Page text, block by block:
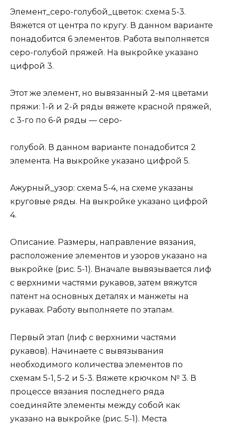
Элемент_серо-голубой_цветок: схема 5-3.
Вяжется от центра по кругу. В данном варианте
понадобится 6 элементов. Работа выполняется
серо-голубой пряжей. На выкройке указано
цифрой 3.
Этот же элемент, но вывязанный 2-мя цветами
пряжи: 1-й и 2-й ряды вяжете красной пряжей,
с 3-го по 6-й ряды — серо-
голубой. В данном варианте понадобится 2
элемента. На выкройке указано цифрой 5.
Ажурный_узор: схема 5-4, на схеме указаны
круговые ряды. На выкройке указано цифрой
4.
Описание. Размеры, направление вязания,
расположение элементов и узоров указано на
выкройке (рис. 5-1). Вначале вывязывается лиф
с верхними частями рукавов, затем вяжутся
патент на основных деталях и манжеты на
рукавах. Работу выполняете по этапам.
Первый этап (лиф с верхними частями
рукавов). Начинаете с вывязывания
необходимого количества элементов по
схемам 5-1, 5-2 и 5-3. Вяжете крючком № 3. В
процессе вязания последнего ряда
соединяйте элементы между собой как
указано на выкройке (рис. 5-1). Места